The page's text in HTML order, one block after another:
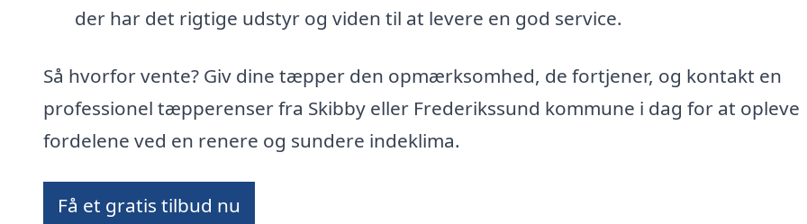
der har det rigtige udstyr og viden til at levere en god service.
Så hvorfor vente? Giv dine tæpper den opmærksomhed, de fortjener, og kontakt en
professionel tæpperenser fra Skibby eller Frederikssund kommune i dag for at opleve
fordelene ved en renere og sundere indeklima.
Få et gratis tilbud nu